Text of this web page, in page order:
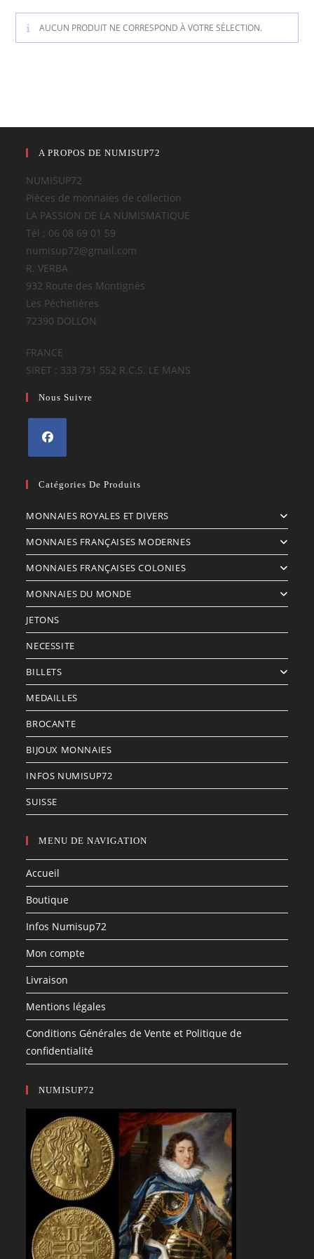
AUCUN PRODUIT NE CORRESPOND À VOTRE SÉLECTION.
A PROPOS DE NUMISUP72
NUMISUP72
Pièces de monnaies de collection
LA PASSION DE LA NUMISMATIQUE
Tél : 06 08 69 01 59
numisup72@gmail.com
R. VERBA
932 Route des Montignés
Les Péchetières
72390 DOLLON
FRANCE
SIRET : 333 731 552 R.C.S. LE MANS
Nous Suivre
dans
nouvel
Catégories De Produits
MONNAIES ROYALES ET DIVERS
MONNAIES FRANÇAISES MODERNES
MONNAIES FRANÇAISES COLONIES
MONNAIES DU MONDE
JETONS
NECESSITE
BILLETS
MEDAILLES
BROCANTE
BIJOUX MONNAIES
INFOS NUMISUP72
SUISSE
MENU DE NAVIGATION
Accueil
Boutique
Infos Numisup72
Mon compte
Livraison
Mentions légales
Conditions Générales de Vente et Politique de
confidentialité
NUMISUP72